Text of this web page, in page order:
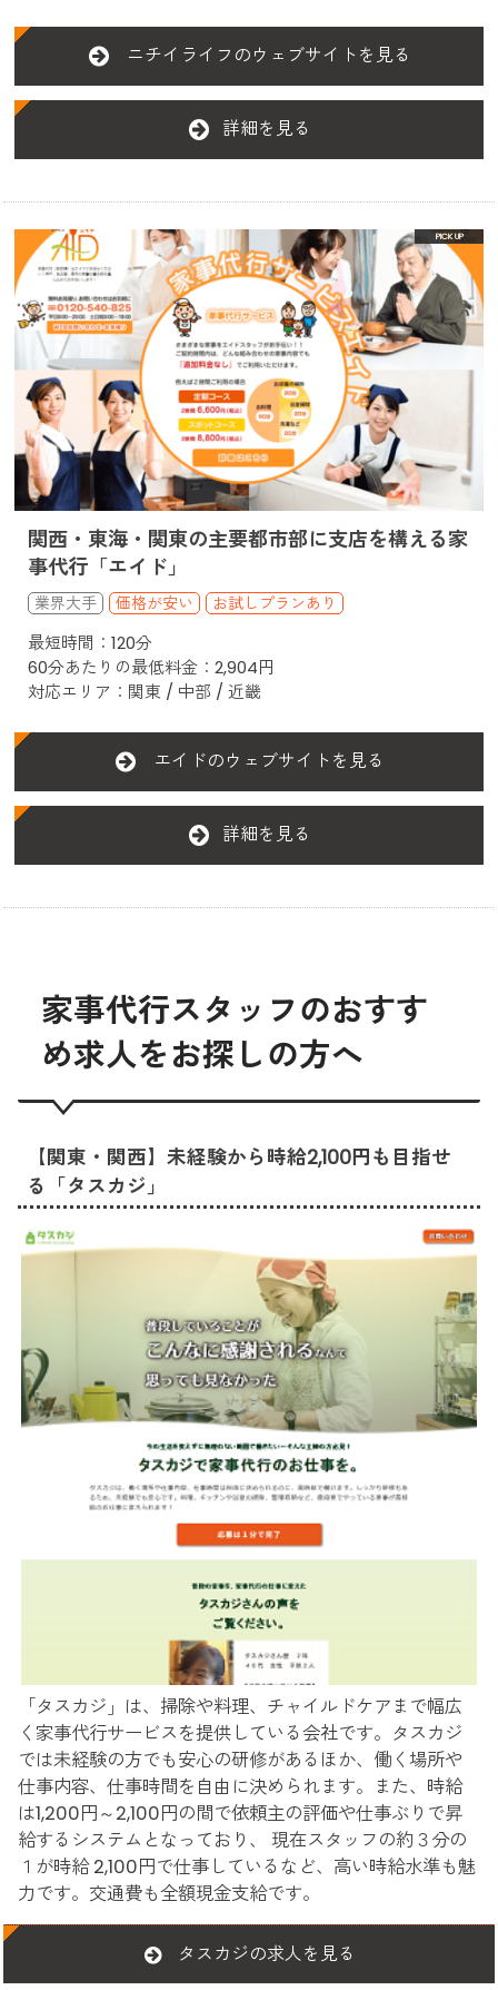
ニチイライフのウェブサイトを見る
詳細を見る
関西・東海・関東の主要都市部に支店を構える家
事代行「エイド」
価格が安い お試しプランあり
最短時間：120分
60分あたりの最低料金：2,904円
対応エリア：関東 / 中部 / 近畿
エイドのウェブサイトを見る
詳細を見る
家事代行スタッフのおすす
め求人をお探しの方へ
【関東・関西】未経験から時給2,100円も目指せ
る「タスカジ」
「タスカジ」は、掃除や料理、チャイルドケアまで幅広
く家事代行サービスを提供している会社です。タスカジ
では未経験の方でも安心の研修があるほか、働く場所や
仕事内容、仕事時間を自由に決められます。また、時給
は1,200円～2,100円の間で依頼主の評価や仕事ぶりで昇
給するシステムとなっており、 現在スタッフの約３分の
１が時給 2,100円で仕事しているなど、高い時給水準も魅
力です。交通費も全額現金支給です。
タスカジの求人を見る